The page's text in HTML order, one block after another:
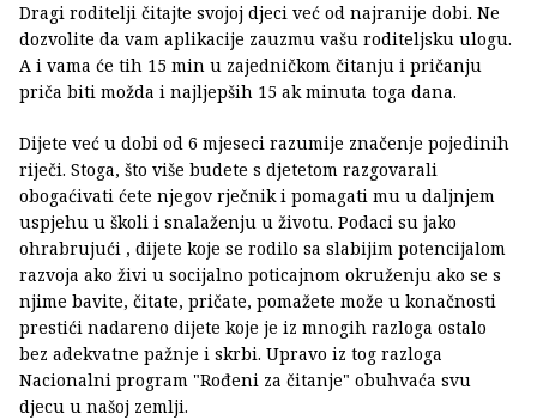
Dragi roditelji čitajte svojoj djeci već od najranije dobi. Ne
dozvolite da vam aplikacije zauzmu vašu roditeljsku ulogu.
A i vama će tih 15 min u zajedničkom čitanju i pričanju
priča biti možda i najljepših 15 ak minuta toga dana.
Dijete već u dobi od 6 mjeseci razumije značenje pojedinih
riječi. Stoga, što više budete s djetetom razgovarali
obogaćivati ćete njegov rječnik i pomagati mu u daljnjem
uspjehu u školi i snalaženju u životu. Podaci su jako
ohrabrujući , dijete koje se rodilo sa slabijim potencijalom
razvoja ako živi u socijalno poticajnom okruženju ako se s
njime bavite, čitate, pričate, pomažete može u konačnosti
prestići nadareno dijete koje je iz mnogih razloga ostalo
bez adekvatne pažnje i skrbi. Upravo iz tog razloga
Nacionalni program "Rođeni za čitanje" obuhvaća svu
djecu u našoj zemlji.